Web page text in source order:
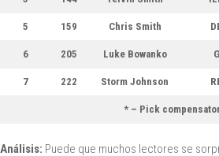
5 159 Chris Smith
6 205 Luke Bowanko G
7 222 Storm Johnson
* – Pick
Análisis: Puede que muchos lectores se